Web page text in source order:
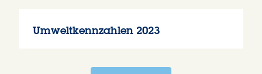
Umweltkennzahlen 2023